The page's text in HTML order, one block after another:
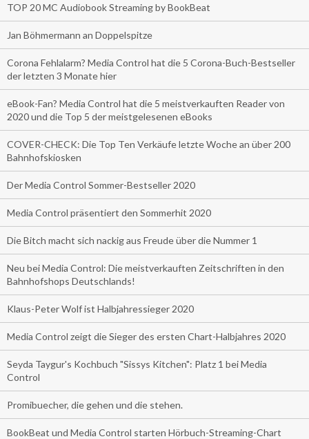
TOP 20 MC Audiobook Streaming by BookBeat
Jan Böhmermann an Doppelspitze
Corona Fehlalarm? Media Control hat die 5 Corona-Buch-Bestseller
der letzten 3 Monate hier
eBook-Fan? Media Control hat die 5 meistverkauften Reader von
2020 und die Top 5 der meistgelesenen eBooks
COVER-CHECK: Die Top Ten Verkäufe letzte Woche an über 200
Bahnhofskiosken
Der Media Control Sommer-Bestseller 2020
Media Control präsentiert den Sommerhit 2020
Die Bitch macht sich nackig aus Freude über die Nummer 1
Neu bei Media Control: Die meistverkauften Zeitschriften in den
Bahnhofshops Deutschlands!
Klaus-Peter Wolf ist Halbjahressieger 2020
Media Control zeigt die Sieger des ersten Chart-Halbjahres 2020
Seyda Taygur's Kochbuch "Sissys Kitchen": Platz 1 bei Media
Control
Promibuecher, die gehen und die stehen.
BookBeat und Media Control starten Hörbuch-Streaming-Chart